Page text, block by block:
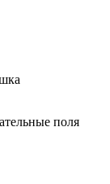
поля